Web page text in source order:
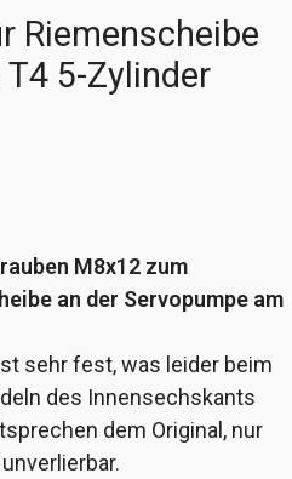
Riemenscheibe
5-Zylinder
M8x12 zum
an der Servopumpe am
sehr fest, was leider beim
des Innensechskants
dem Original, nur